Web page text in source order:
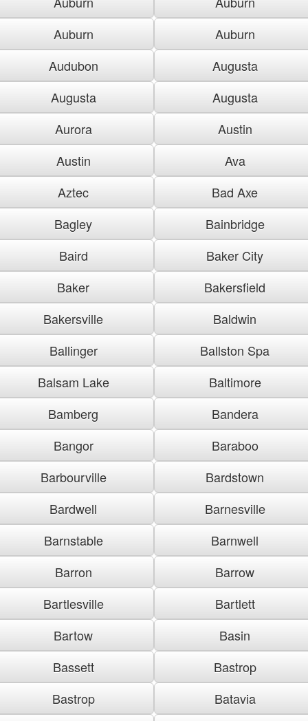
Auburn
Auburn
Audubon
Augusta
Augusta
Augusta
Aurora
Austin
Austin
Ava
Aztec
Bad Axe
Bagley
Bainbridge
Baird
Baker City
Baker
Bakersfield
Bakersville
Baldwin
Ballinger
Ballston Spa
Balsam Lake
Baltimore
Bamberg
Bandera
Bangor
Baraboo
Barbourville
Bardstown
Bardwell
Barnesville
Barnstable
Barnwell
Barron
Barrow
Bartlesville
Bartlett
Bartow
Basin
Bassett
Bastrop
Bastrop
Batavia